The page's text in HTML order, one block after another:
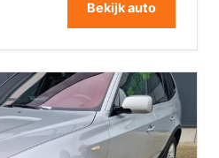
Bekijk auto